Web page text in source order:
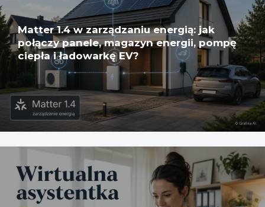
Matter 1.4 w zarządzaniu energią: jak
połączy panele, magazyn energii, pompę
ciepła i ładowarkę EV?